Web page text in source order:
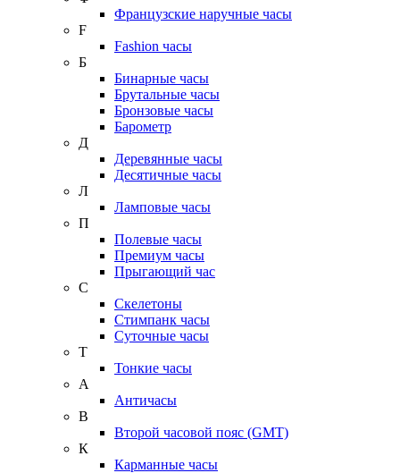
Французские наручные часы
F
Fashion часы
Б
Бинарные часы
Брутальные часы
Бронзовые часы
Барометр
Д
Деревянные часы
Десятичные часы
Л
Ламповые часы
П
Полевые часы
Премиум часы
Прыгающий час
С
Скелетоны
Стимпанк часы
Суточные часы
Т
Тонкие часы
А
Античасы
В
Второй часовой пояс (GMT)
К
Карманные часы